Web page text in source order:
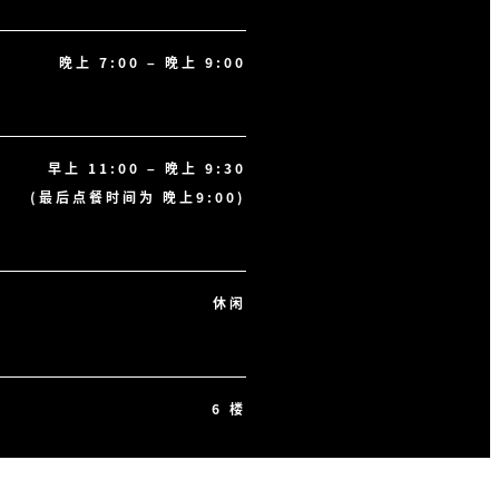
晚上 7:00 – 晚上 9:00
早上 11:00 – 晚上 9:30
(最后点餐时间为 晚上9:00)
休闲
6 楼